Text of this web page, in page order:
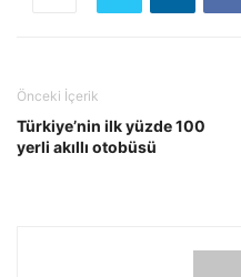
Önceki İçerik
Türkiye’nin ilk yüzde 100
yerli akıllı otobüsü